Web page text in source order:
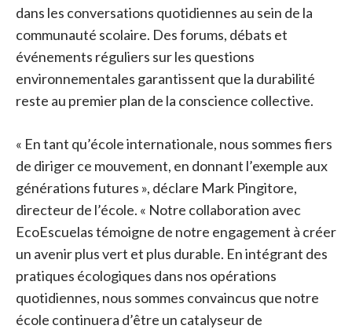
dans les conversations quotidiennes au sein de la
communauté scolaire. Des forums, débats et
événements réguliers sur les questions
environnementales garantissent que la durabilité
reste au premier plan de la conscience collective.
« En tant qu’école internationale, nous sommes fiers
de diriger ce mouvement, en donnant l’exemple aux
générations futures », déclare Mark Pingitore,
directeur de l’école. « Notre collaboration avec
EcoEscuelas témoigne de notre engagement à créer
un avenir plus vert et plus durable. En intégrant des
pratiques écologiques dans nos opérations
quotidiennes, nous sommes convaincus que notre
école continuera d’être un catalyseur de